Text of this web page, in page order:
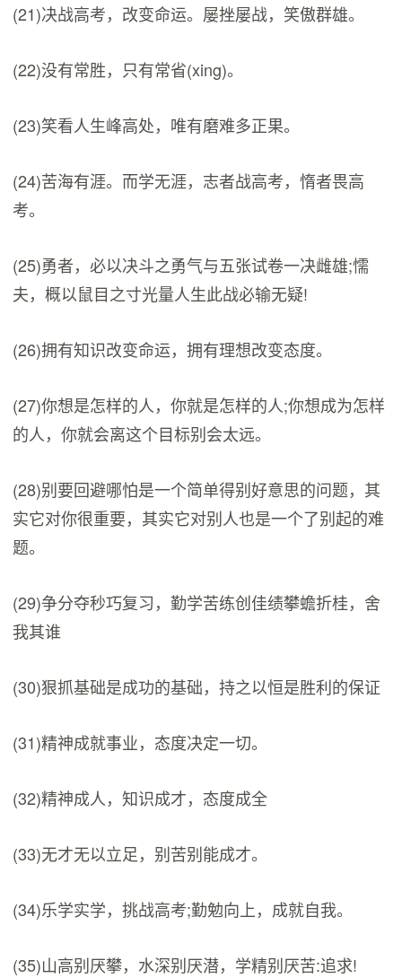
(21)决战高考，改变命运。屡挫屡战，笑傲群雄。
(22)没有常胜，只有常省(xing)。
(23)笑看人生峰高处，唯有磨难多正果。
(24)苦海有涯。而学无涯，志者战高考，惰者畏高
考。
(25)勇者，必以决斗之勇气与五张试卷一决雌雄;懦
夫，概以鼠目之寸光量人生此战必输无疑!
(26)拥有知识改变命运，拥有理想改变态度。
(27)你想是怎样的人，你就是怎样的人;你想成为怎样
的人，你就会离这个目标别会太远。
(28)别要回避哪怕是一个简单得别好意思的问题，其
实它对你很重要，其实它对别人也是一个了别起的难
题。
(29)争分夺秒巧复习，勤学苦练创佳绩攀蟾折桂，舍
我其谁
(30)狠抓基础是成功的基础，持之以恒是胜利的保证
(31)精神成就事业，态度决定一切。
(32)精神成人，知识成才，态度成全
(33)无才无以立足，别苦别能成才。
(34)乐学实学，挑战高考;勤勉向上，成就自我。
(35)山高别厌攀，水深别厌潜，学精别厌苦:追求!